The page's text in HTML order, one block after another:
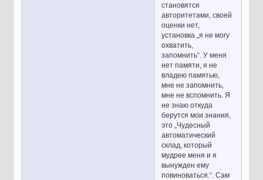
становятся
авторитетами, своей
оценки нет,
установка „я не могу
охватить,
запомнить“. У меня
нет памяти, я не
владею памятью,
мне не запомнить,
мне не вспомнить. Я
не знаю откуда
берутся мои знания,
это „Чудесный
автоматический
склад, который
мудрее меня и я
вынужден ему
повиноваться.“. Сам